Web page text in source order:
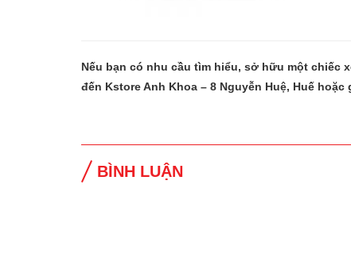
Nếu bạn có nhu cầu tìm hiểu, sở hữu một chiếc
đến Kstore Anh Khoa – 8 Nguyễn Huệ, Huế hoặc
BÌNH LUẬN